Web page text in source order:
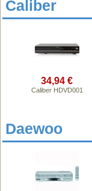
Caliber
34,94 €
Caliber HDVD001
Daewoo